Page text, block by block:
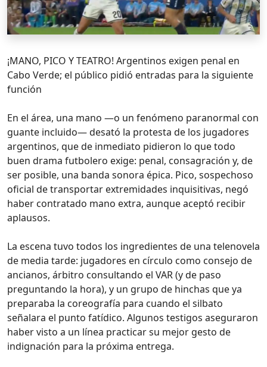
¡MANO, PICO Y TEATRO! Argentinos exigen penal en
Cabo Verde; el público pidió entradas para la siguiente
función
En el área, una mano —o un fenómeno paranormal con
guante incluido— desató la protesta de los jugadores
argentinos, que de inmediato pidieron lo que todo
buen drama futbolero exige: penal, consagración y, de
ser posible, una banda sonora épica. Pico, sospechoso
oficial de transportar extremidades inquisitivas, negó
haber contratado mano extra, aunque aceptó recibir
aplausos.
La escena tuvo todos los ingredientes de una telenovela
de media tarde: jugadores en círculo como consejo de
ancianos, árbitro consultando el VAR (y de paso
preguntando la hora), y un grupo de hinchas que ya
preparaba la coreografía para cuando el silbato
señalara el punto fatídico. Algunos testigos aseguraron
haber visto a un línea practicar su mejor gesto de
indignación para la próxima entrega.